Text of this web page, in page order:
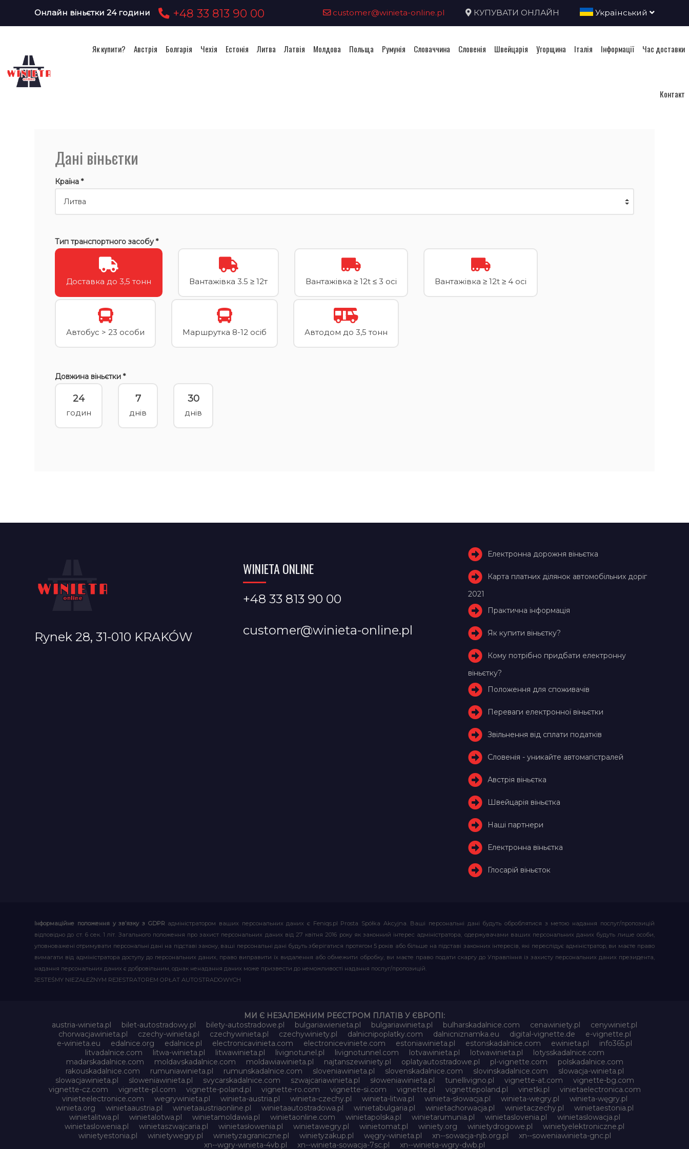
Онлайн віньєтки 24 години +48 33 813 90 00 customer@winieta-online.pl КУПУВАТИ ОНЛАЙН Український
Як купити? Австрія Болгарія Чехія Естонія Литва Латвія Молдова Польща Румунія Словаччина Словенія Швейцарія Угорщина Італія Інформації Час доставки
Контакт
Дані віньєтки
Країна *
Тип транспортного засобу *
Доставка до 3,5 тонн Вантажівка 3.5 ≥ 12т Вантажівка ≥ 12t ≤ 3 осі Вантажівка ≥ 12t ≥ 4 осі
Автобус > 23 особи Маршрутка 8-12 осіб Автодом до 3,5 тонн
Довжина віньєтки *
24
годин
7
днів
30
днів
Rynek 28, 31-010 KRAKÓW
WINIETA ONLINE
+48 33 813 90 00
customer@winieta-online.pl
Електронна дорожня віньєтка
Карта платних ділянок автомобільних доріг
2021
Практична інформація
Як купити віньєтку?
Кому потрібно придбати електронну
віньєтку?
Положення для споживачів
Переваги електронної віньєтки
Звільнення від сплати податків
Словенія - уникайте автомагістралей
Австрія віньєтка
Швейцарія віньєтка
Наші партнери
Електронна віньєтка
Глосарій віньєток
Інформаційне положення у зв’язку з GDPR адміністратором ваших персональних даних є Feniqs.pl Prosta Spółka Akcyjna. Ваші персональні дані будуть оброблятися з метою надання послуг/пропозицій
відповідно до ст. 6 сек. 1 літ. Загального положення про захист персональних даних від 27 квітня 2016 року як законний інтерес адміністратора, одержувачами ваших персональних даних будуть лише особи,
уповноважені отримувати персональні дані на підставі закону, ваші персональні дані будуть зберігатися протягом 5 років або більше на підставі законних інтересів, які переслідує адміністратор, ви маєте право
вимагати від адміністратора доступу до персональних даних, право виправити їх видалення або обмежити обробку, ви маєте право подати скаргу до Управління із захисту персональних даних президента,
надання персональних даних є добровільним, однак ненадання даних може призвести до неможливості надання послуг/пропозицій.
JESTEŚMY NIEZALEŻNYM REJESTRATOREM OPŁAT AUTOSTRADOWYCH
МИ Є НЕЗАЛЕЖНИМ РЕЄСТРОМ ПЛАТІВ У ЄВРОПІ:
austria-winieta.pl
bilet-autostradowy.pl bilety-autostradowe.pl bulgariawienieta.pl bulgariawinieta.pl bulharskadalnice.com cenawiniety.pl
cenywiniet.pl
chorwacjawinieta.pl
czechy-winieta.pl czechywinieta.pl czechywiniety.pl dalnicnipoplatky.com dalnicniznamka.eu digital-vignette.de
e-vignette.pl
e-winieta.eu
edalnice.org edalnice.pl electronicavinieta.com electroniceviniete.com estoniawinieta.pl estonskadalnice.com ewinieta.pl
info365.pl
litvadalnice.com
litwa-winieta.pl litwawinieta.pl livignotunel.pl livignotunnel.com lotvawinieta.pl lotwawinieta.pl
lotysskadalnice.com
madarskadalnice.com
moldavskadalnice.com moldawiawinieta.pl najtanszewiniety.pl oplatyautostradowe.pl pl-vignette.com
polskadalnice.com
rakouskadalnice.com
rumuniawinieta.pl rumunskadalnice.com sloveniawinieta.pl slovenskadalnice.com slovinskadalnice.com
slowacja-winieta.pl
slowacjawinieta.pl
sloweniawinieta.pl svycarskadalnice.com szwajcariawinieta.pl słoweniawinieta.pl tunellivigno.pl vignette-at.com
vignette-bg.com
vignette-cz.com
vignette-pl.com vignette-poland.pl vignette-ro.com vignette-si.com vignette.pl vignettepoland.pl vinetki.pl
vinietaelectronica.com
vinieteelectronice.com
wegrywinieta.pl winieta-austria.pl winieta-czechy.pl winieta-litwa.pl winieta-słowacja.pl winieta-wegry.pl
winieta-węgry.pl
winieta.org
winietaaustria.pl winietaaustriaonline.pl winietaautostradowa.pl winietabulgaria.pl winietachorwacja.pl winietaczechy.pl
winietaestonia.pl
winietalitwa.pl
winietalotwa.pl winietamoldawia.pl winietaonline.com winietapolska.pl winietarumunia.pl winietaslovenia.pl
winietaslowacja.pl
winietaslowenia.pl
winietaszwajcaria.pl winietasłowenia.pl winietawegry.pl winietomat.pl winiety.org winietydrogowe.pl
winietyelektroniczne.pl
winietyestonia.pl
winietywegry.pl winietyzagraniczne.pl winietyzakup.pl węgry-winieta.pl xn--sowacja-njb.org.pl
xn--soweniawinieta-gnc.pl
xn--wgry-winieta-4vb.pl
xn--winieta-sowacja-7sc.pl xn--winieta-wgry-dwb.pl